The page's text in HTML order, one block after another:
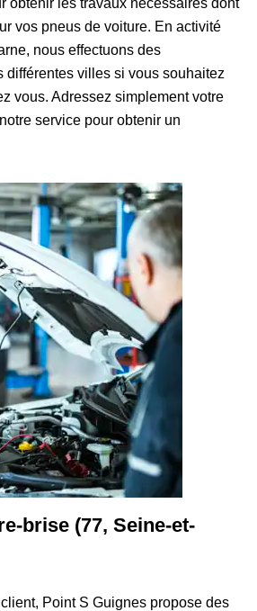
vos pneus de voiture. En activité
nous effectuons des
différentes villes si vous souhaitez
vous. Adressez simplement votre
service pour obtenir un
brise (77, Seine-et-
Point S Guignes propose des